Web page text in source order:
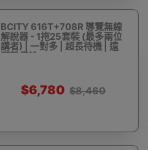
BCITY 616T+708R 導覽無線
解說器 - 1拖25套裝 (最多兩位
講者) | 一對多 | 超長待機 | 遠
距離傳輸
$6,780 $8,460